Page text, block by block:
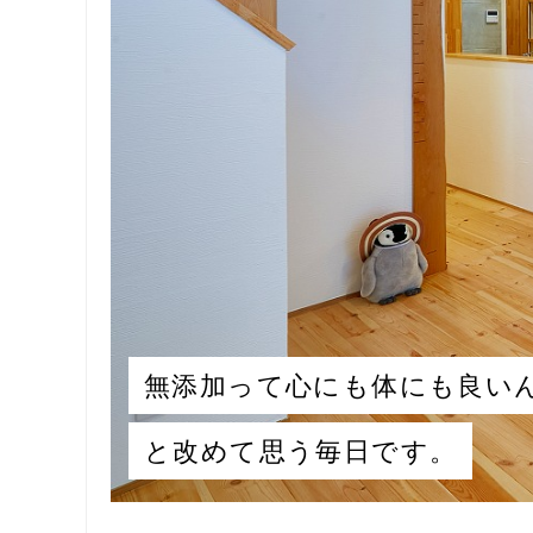
無添加って心にも体にも良い
と改めて思う毎日です。